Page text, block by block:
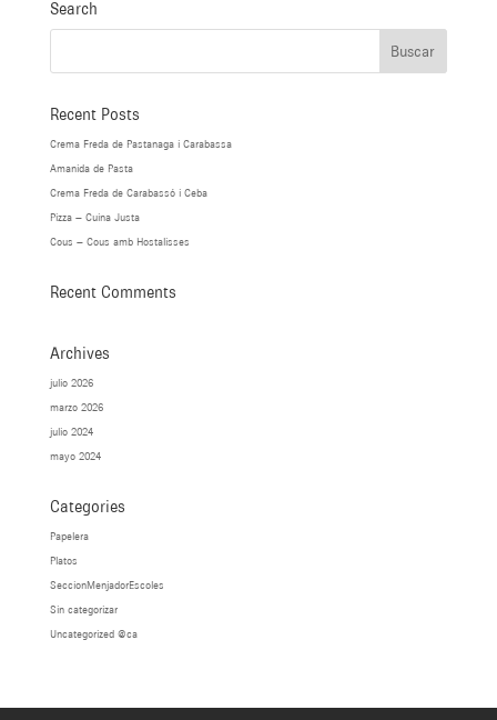
Search
Recent Posts
Crema Freda de Pastanaga i Carabassa
Amanida de Pasta
Crema Freda de Carabassó i Ceba
Pizza – Cuina Justa
Cous – Cous amb Hostalisses
Recent Comments
Archives
julio 2026
marzo 2026
julio 2024
mayo 2024
Categories
Papelera
Platos
SeccionMenjadorEscoles
Sin categorizar
Uncategorized @ca